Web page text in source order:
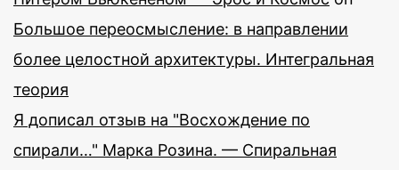
Большое переосмысление: в направлении
более целостной архитектуры. Интегральная
теория
Я дописал отзыв на "Восхождение по
спирали…" Марка Розина. — Спиральная